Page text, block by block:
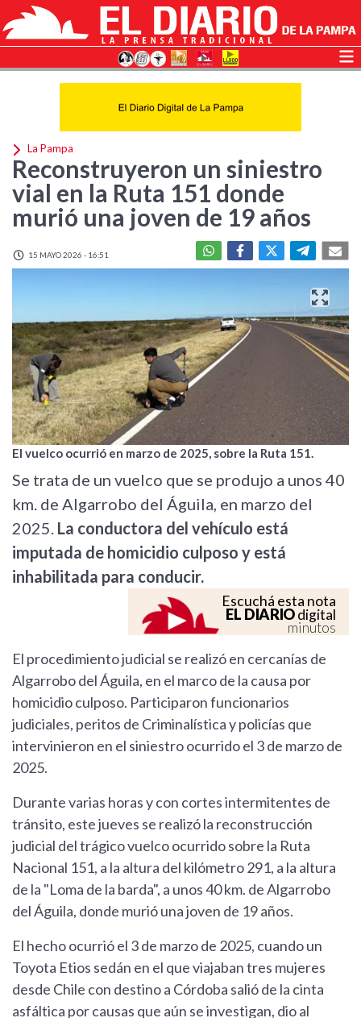
La Pampa
Reconstruyeron un siniestro
vial en la Ruta 151 donde
murió una joven de 19 años
15 MAYO 2026 - 16:51
El vuelco ocurrió en marzo de 2025, sobre la Ruta 151.
Se trata de un vuelco que se produjo a unos 40
km. de Algarrobo del Águila, en marzo del
2025. La conductora del vehículo está
imputada de homicidio culposo y está
inhabilitada para conducir.
Escuchá esta nota
EL DIARIOdigital
minutos
El procedimiento judicial se realizó en cercanías de
Algarrobo del Águila, en el marco de la causa por
homicidio culposo. Participaron funcionarios
judiciales, peritos de Criminalística y policías que
intervinieron en el siniestro ocurrido el 3 de marzo de
2025.
Durante varias horas y con cortes intermitentes de
tránsito, este jueves se realizó la reconstrucción
judicial del trágico vuelco ocurrido sobre la Ruta
Nacional 151, a la altura del kilómetro 291, a la altura
de la "Loma de la barda", a unos 40 km. de Algarrobo
del Águila, donde murió una joven de 19 años.
El hecho ocurrió el 3 de marzo de 2025, cuando un
Toyota Etios sedán en el que viajaban tres mujeres
desde Chile con destino a Córdoba salió de la cinta
asfáltica por causas que aún se investigan, dio al